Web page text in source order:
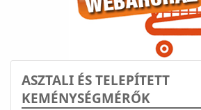
ASZTALI ÉS TELEPÍTETT
KEMÉNYSÉGMÉRŐK